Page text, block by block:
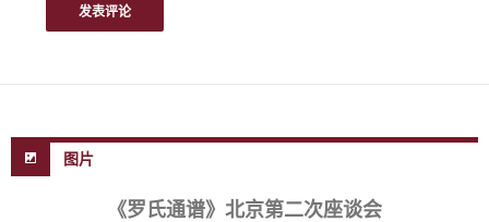
图片
《罗氏通谱》北京第二次座谈会